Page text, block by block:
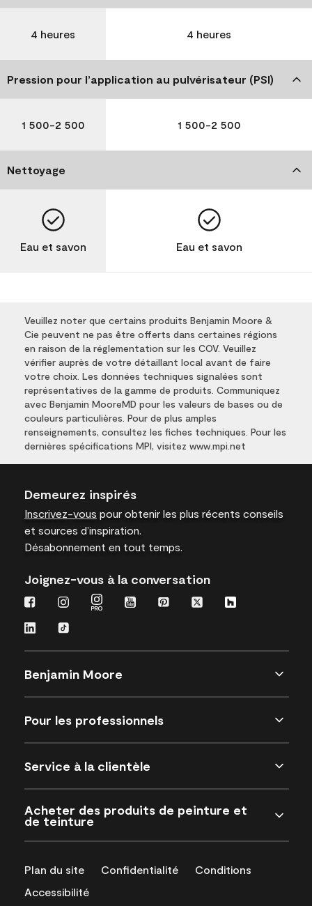
4 heures 4 heures
Pression pour l’application au pulvérisateur (PSI)
1 500-2 500 1 500-2 500
Nettoyage
Eau et savon Eau et savon
Veuillez noter que certains produits Benjamin Moore &
Cie peuvent ne pas être offerts dans certaines régions
en raison de la réglementation sur les COV. Veuillez
vérifier auprès de votre détaillant local avant de faire
votre choix. Les données techniques signalées sont
représentatives de la gamme de produits. Communiquez
avec Benjamin MooreMD pour les valeurs de bases ou de
couleurs particulières. Pour de plus amples
renseignements, consultez les fiches techniques. Pour les
dernières spécifications MPI, visitez www.mpi.net
Demeurez inspirés
Inscrivez-vous pour obtenir les plus récents conseils
et sources d’inspiration.
Désabonnement en tout temps.
Joignez-vous à la conversation
Benjamin Moore
Pour les professionnels
Service à la clientèle
Acheter des produits de peinture et
de teinture
Plan du site Confidentialité
Conditions
Accessibilité